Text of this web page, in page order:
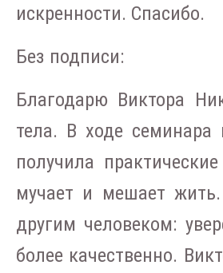
искренности. Спасибо.
Без подписи:
Благодарю Виктора
тела. В ходе
получила
мучает и мешает
другим человеком:
более качественно.